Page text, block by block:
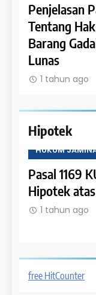
Penjelasan
Tentang
Barang
Lunas
1 tahun ago
Hipotek
HUKUM
Pasal 1169
Hipotek
1 tahun ago
free HitCounter